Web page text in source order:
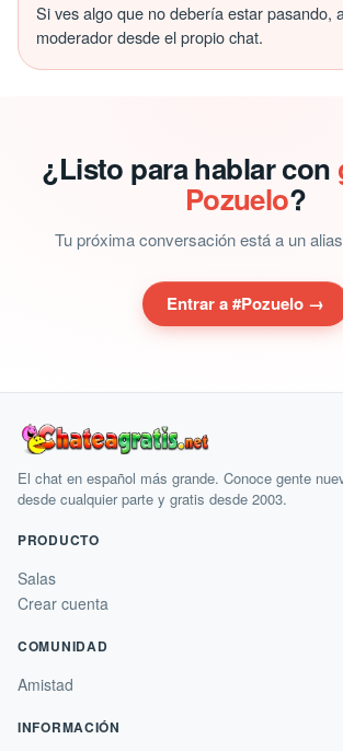
Si ves algo que no debería estar pasando,
moderador desde el propio chat.
¿Listo para hablar con
Pozuelo?
Tu próxima conversación está a un
Entrar a #Pozuelo →
El chat en español más grande. Conoce gente
desde cualquier parte y gratis desde 2003.
PRODUCTO
Salas
Crear cuenta
COMUNIDAD
Amistad
INFORMACIÓN